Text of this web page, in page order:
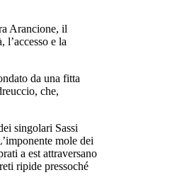
Arancione, il
e la
da una fitta
che,
singolari Sassi
mole dei
a est attraversano
ripide pressoché